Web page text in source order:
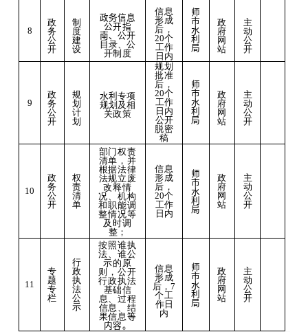
8
政
务
公
开
制
度
建
设
政务信息
公开指
南、公开
目录、公
开制度
信息
形成
后，
20个
工作
日内
师
市
水
利
局
政
府
网
站
主
动
公
开
9
政
务
公
开
规
划
计
划
水利专项
规划及相
关政策
规划
批准
后，
20个
工作
日内
公开
脱密
稿
师
市
水
利
局
政
府
网
站
主
动
公
开
10
政
务
公
开
权
责
清
单
部门权责
清单，并
根据法律
法规立 废
改释情
况、机构
和职能调
整情况等
及时调
整；
信息
形成
后，
20个
工作
日内
师
市
水
利
局
政
府
网
站
主
动
公
开
11
专
题
专
栏
行
政
执
法
公
示
按照谁执
法、谁公
示的原
则，公开
行政执法
基础信
息、过程
信息、结
果信息等
内容。
信息
形成
后，7
个工
作日
内
师
市
水
利
局
政
府
网
站
主
动
公
开